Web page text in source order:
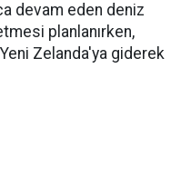
devam eden deniz
planlanırken,
Zelanda'ya giderek